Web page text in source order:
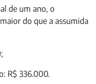
de um ano, o
do que a assumida
R$ 336.000.